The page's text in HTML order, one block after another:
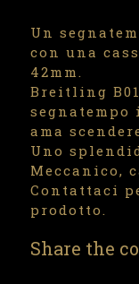
Un
con una
42mm.
Breitling B01
ama
Uno
Meccanico,
Contattaci
prodotto.
Share the